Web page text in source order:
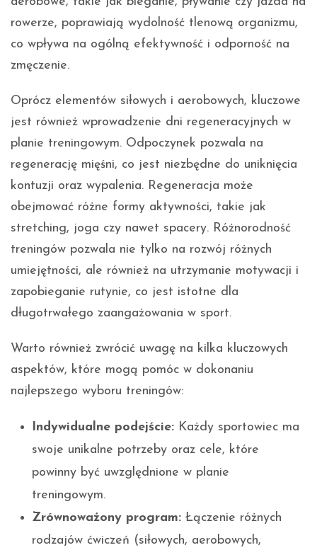
rowerze, poprawiają wydolność tlenową organizmu,
co wpływa na ogólną efektywność i odporność na
zmęczenie.
Oprócz elementów siłowych i aerobowych, kluczowe
jest również wprowadzenie dni regeneracyjnych w
planie treningowym. Odpoczynek pozwala na
regenerację mięśni, co jest niezbędne do uniknięcia
kontuzji oraz wypalenia. Regeneracja może
obejmować różne formy aktywności, takie jak
stretching, joga czy nawet spacery. Różnorodność
treningów pozwala nie tylko na rozwój różnych
umiejętności, ale również na utrzymanie motywacji i
zapobieganie rutynie, co jest istotne dla
długotrwałego zaangażowania w sport.
Warto również zwrócić uwagę na kilka kluczowych
aspektów, które mogą pomóc w dokonaniu
najlepszego wyboru treningów:
Indywidualne podejście: Każdy sportowiec ma
swoje unikalne potrzeby oraz cele, które
powinny być uwzględnione w planie
treningowym.
Zrównoważony program: Łączenie różnych
rodzajów ćwiczeń (siłowych, aerobowych,